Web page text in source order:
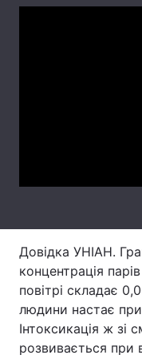
Відео з Youtube
Інтерв'ю
Архів
Довідка УНІАН.
концентрація
повітрі складає
людини настає
Інтоксикація ж зі
розвивається при